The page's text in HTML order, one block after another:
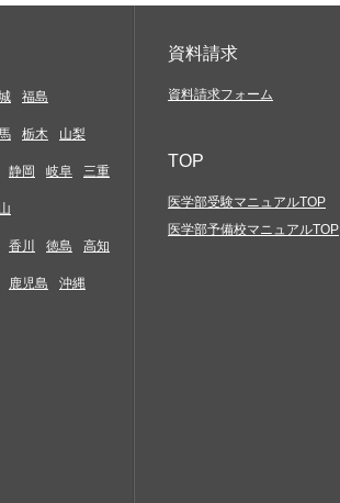
福島
栃木 山梨
静岡 岐阜 三重
香川 徳島 高知
鹿児島 沖縄
資料請求
資料請求フォーム
TOP
医学部受験マニュアルTOP
医学部予備校マニュアルTOP